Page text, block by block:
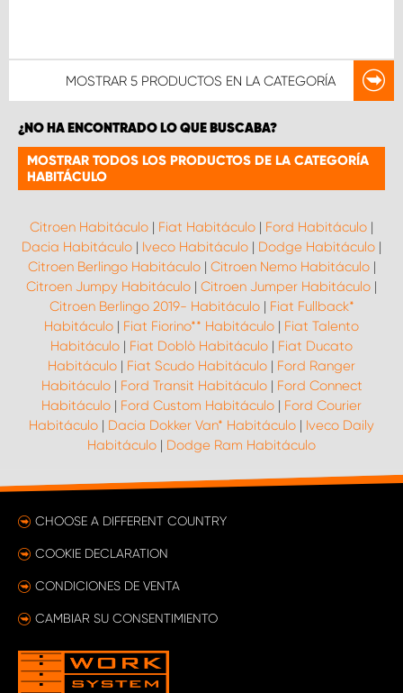
MOSTRAR 5 PRODUCTOS EN LA CATEGORÍA
¿NO HA ENCONTRADO LO QUE BUSCABA?
MOSTRAR TODOS LOS PRODUCTOS DE LA CATEGORÍA
HABITÁCULO
Citroen Habitáculo | Fiat Habitáculo | Ford Habitáculo |
Dacia Habitáculo | Iveco Habitáculo | Dodge Habitáculo |
Citroen Berlingo Habitáculo| Citroen Nemo Habitáculo|
Citroen Jumpy Habitáculo | Citroen Jumper Habitáculo |
Citroen Berlingo 2019- Habitáculo| Fiat Fullback*
Habitáculo | Fiat Fiorino** Habitáculo | Fiat Talento
Habitáculo | Fiat Doblò Habitáculo | Fiat Ducato
Habitáculo | Fiat Scudo Habitáculo | Ford Ranger
Habitáculo| Ford Transit Habitáculo| Ford Connect
Habitáculo | Ford Custom Habitáculo | Ford Courier
Habitáculo | Dacia Dokker Van* Habitáculo | Iveco Daily
Habitáculo | Dodge Ram Habitáculo
CHOOSE A DIFFERENT COUNTRY
COOKIE DECLARATION
CONDICIONES DE VENTA
CAMBIAR SU CONSENTIMIENTO